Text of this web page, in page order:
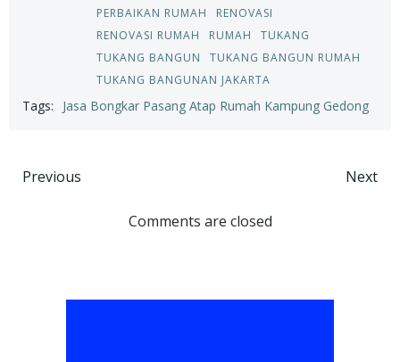
PERBAIKAN RUMAH
RENOVASI
RENOVASI RUMAH
RUMAH
TUKANG
TUKANG BANGUN
TUKANG BANGUN RUMAH
TUKANG BANGUNAN JAKARTA
Tags: Jasa Bongkar Pasang Atap Rumah Kampung Gedong
Post
navigation
Previous
navigation
Next
Comments are closed